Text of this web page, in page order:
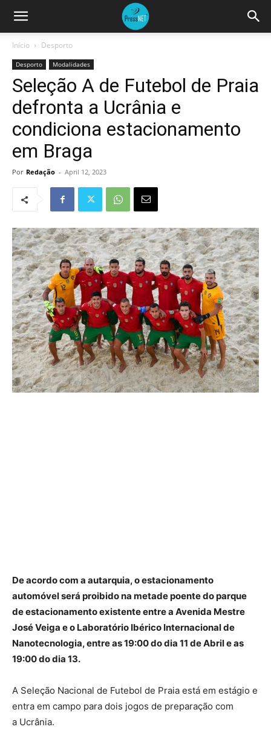
Início Desporto
Desporto Modalidades
Seleção A de Futebol de Praia
defronta a Ucrânia e
condiciona estacionamento
em Braga
Por Redação - April 12, 2023
De acordo com a autarquia, o estacionamento
automóvel será proibido na metade poente do parque
de estacionamento existente entre a Avenida Mestre
José Veiga e o Laboratório Ibérico Internacional de
Nanotecnologia, entre as 19:00 do dia 11 de Abril e as
19:00 do dia 13.
A Seleção Nacional de Futebol de Praia está em estágio e
entra em campo para dois jogos de preparação com
a Ucrânia.